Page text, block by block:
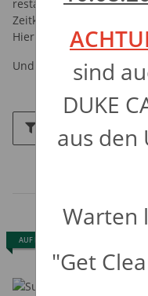
restaurierten Klassikern
Zeitkapsel-Universum ist
Hier trifft
Und jedes Produkt ist ein
AUF LAGER
sind
DUKE
aus den
Warten
"Get